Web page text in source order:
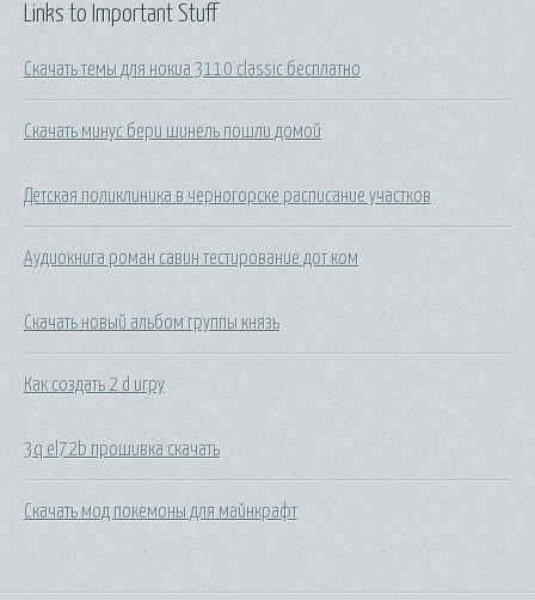
Links to Important Stuff
Скачать темы для нокиа 3110 classic бесплатно
Скачать минус бери шинель пошли домой
Детская поликлиника в черногорске расписание участков
Аудиокнига роман савин тестирование дот ком
Скачать новый альбом группы князь
Как создать 2 d игру
3q el72b прошивка скачать
Скачать мод покемоны для майнкрафт